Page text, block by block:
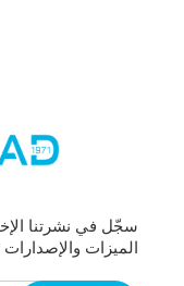
سجّل في نشرتنا
الميزات والإصدارات